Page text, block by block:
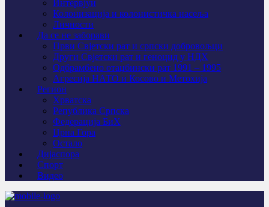
Интервјуи
Колонизација и колонистичка насеља
Личности
Да се не заборави
Први Свјeтски рат и српски добровољци
Други Свјетски рат и геноцид у НДХ
Одбрамбено отаџбински рат 1991 – 1995
Агресија НАТО и Косово и Метохија
Регион
Хрватска
Република Српска
Федерација БиХ
Црна Гора
Остало
Дијаспора
Спорт
Видео